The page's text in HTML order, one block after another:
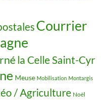
Courrier
la Celle Saint-Cyr
Meuse Mobilisation Montargis
/ Agriculture Noël